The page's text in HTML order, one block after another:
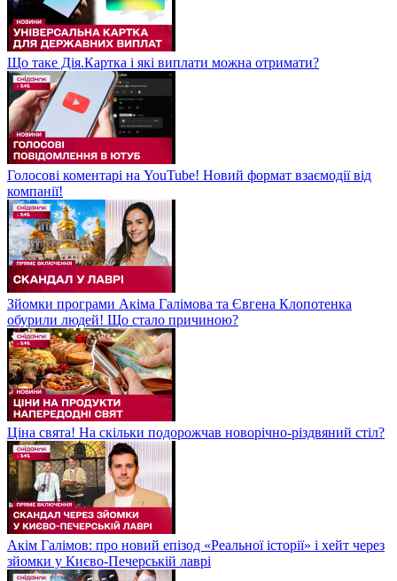
Що таке Дія.Картка і які виплати можна отримати?
Голосові коментарі на YouTube! Новий формат взаємодії від
компанії!
Зйомки програми Акіма Галімова та Євгена Клопотенка
обурили людей! Що стало причиною?
Ціна свята! На скільки подорожчав новорічно-різдвяний стіл?
Акім Галімов: про новий епізод «Реальної історії» і хейт через
зйомки у Києво-Печерській лаврі